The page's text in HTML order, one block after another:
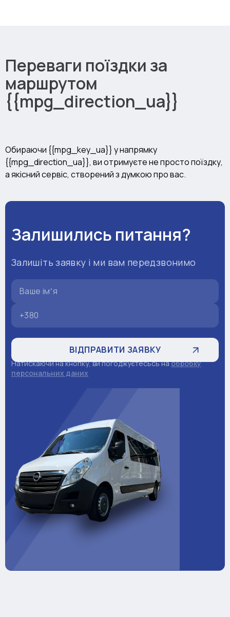
Переваги поїздки за
маршрутом
{{mpg_direction_ua}}
Обираючи {{mpg_key_ua}} у напрямку
{{mpg_direction_ua}}, ви отримуєте не просто поїздку,
а якісний сервіс, створений з думкою про вас.
Залишились питання?
Залишіть заявку і ми вам передзвонимо
Натискаючи на кнопку, ви погоджуєтесьсь наобробку
персональних даних